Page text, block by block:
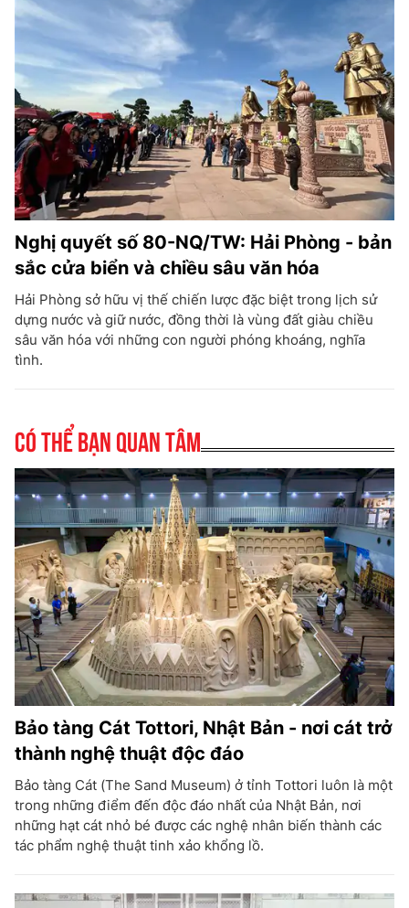
Nghị quyết số 80-NQ/TW: Hải Phòng - bản
sắc cửa biển và chiều sâu văn hóa
Hải Phòng sở hữu vị thế chiến lược đặc biệt trong lịch sử
dựng nước và giữ nước, đồng thời là vùng đất giàu chiều
sâu văn hóa với những con người phóng khoáng, nghĩa
tình.
Có thể bạn quan tâm
Bảo tàng Cát Tottori, Nhật Bản - nơi cát trở
thành nghệ thuật độc đáo
Bảo tàng Cát (The Sand Museum) ở tỉnh Tottori luôn là một
trong những điểm đến độc đáo nhất của Nhật Bản, nơi
những hạt cát nhỏ bé được các nghệ nhân biến thành các
tác phẩm nghệ thuật tinh xảo khổng lồ.